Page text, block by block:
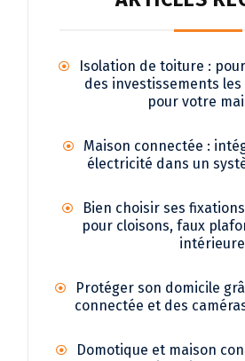
Isolation de toiture :
des investissements
pour votre
Maison connectée :
électricité dans un
Bien choisir ses
pour cloisons, faux
intérieure
Protéger son domicile
connectée et des
Domotique et maison